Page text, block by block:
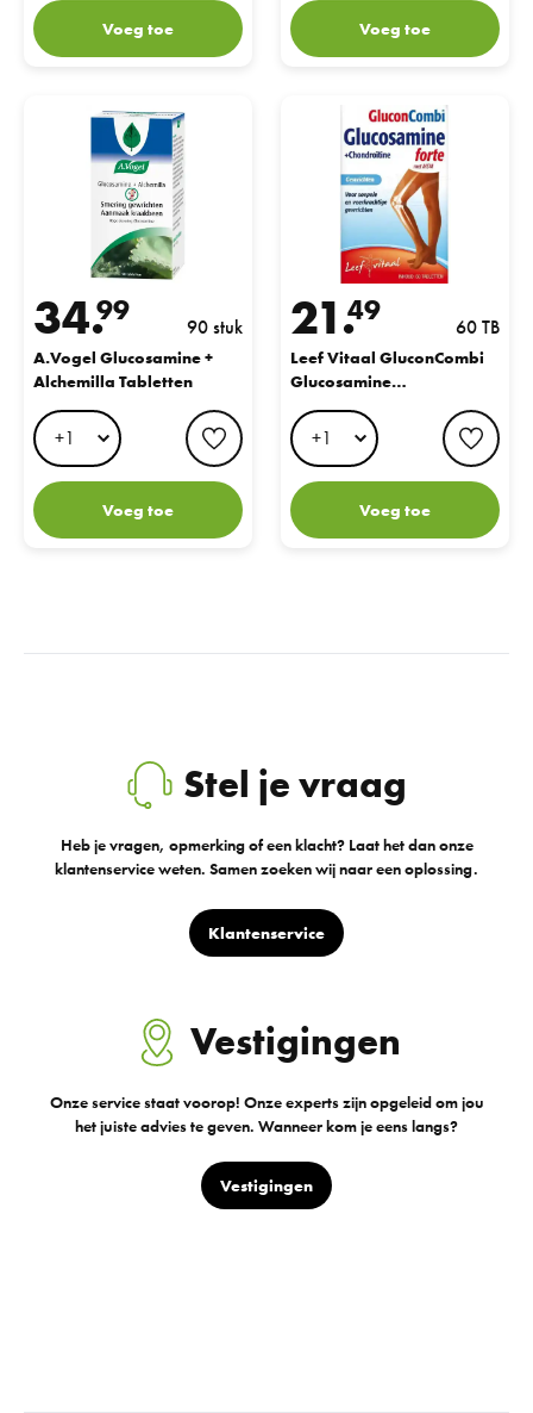
Voeg toe Voeg toe
A.Vogel Glucosamine + Alchemilla Tabletten
34.99 90 stuk
A.Vogel Glucosamine +
Alchemilla Tabletten
favorite button
Voeg toe
Leef Vitaal GluconCombi
21.49 60 TB
Leef Vitaal GluconCombi
Glucosamine
Chondroïtine/MSM
Tabletten
Voeg toe
Stel je vraag
Heb je vragen, opmerking of een klacht? Laat het dan onze
klantenservice weten. Samen zoeken wij naar een oplossing.
Klantenservice
Vestigingen
Onze service staat voorop! Onze experts zijn opgeleid om jou
het juiste advies te geven. Wanneer kom je eens langs?
Vestigingen